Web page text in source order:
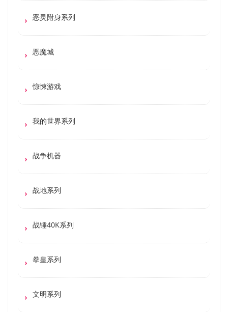
恶灵附身系列
恶魔城
惊悚游戏
我的世界系列
战争机器
战地系列
战锤40K系列
拳皇系列
文明系列